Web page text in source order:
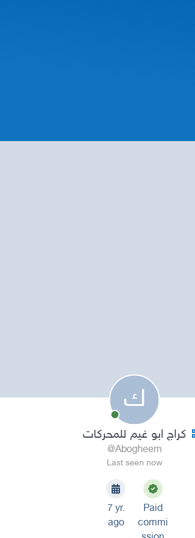
ك
كراج ابو غيم للمحركات
@Abogheem
Last seen now
7 yr.
ago
Paid
commi